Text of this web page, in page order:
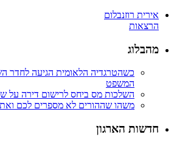
אירית רוזנבלום
הרצאות
מהבלוג
כשהטרגדיה הלאומית הגיעה לחדר
המשפט
השלכות מס ביחס לרישום דירה על
משהו שההורים לא מספרים לכם
חדשות הארגון